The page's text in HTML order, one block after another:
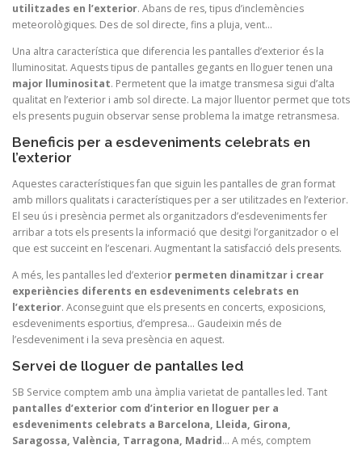
utilitzades en l’exterior. Abans de res, tipus d’inclemències
meteorològiques. Des de sol directe, fins a pluja, vent…
Una altra característica que diferencia les pantalles d’exterior és la
lluminositat. Aquests tipus de pantalles gegants en lloguer tenen una
major lluminositat. Permetent que la imatge transmesa sigui d’alta
qualitat en l’exterior i amb sol directe. La major lluentor permet que tots
els presents puguin observar sense problema la imatge retransmesa.
Beneficis per a esdeveniments celebrats en
l’exterior
Aquestes característiques fan que siguin les pantalles de gran format
amb millors qualitats i característiques per a ser utilitzades en l’exterior.
El seu ús i presència permet als organitzadors d’esdeveniments fer
arribar a tots els presents la informació que desitgi l’organitzador o el
que est succeint en l’escenari. Augmentant la satisfacció dels presents.
A més, les pantalles led d’exterior permeten dinamitzar i crear
experiències diferents en esdeveniments celebrats en
l’exterior. Aconseguint que els presents en concerts, exposicions,
esdeveniments esportius, d’empresa… Gaudeixin més de
l’esdeveniment i la seva presència en aquest.
Servei de lloguer de pantalles led
SB Service comptem amb una àmplia varietat de pantalles led. Tant
pantalles d’exterior com d’interior en lloguer per a
esdeveniments celebrats a Barcelona, Lleida, Girona,
Saragossa, València, Tarragona, Madrid… A més, comptem